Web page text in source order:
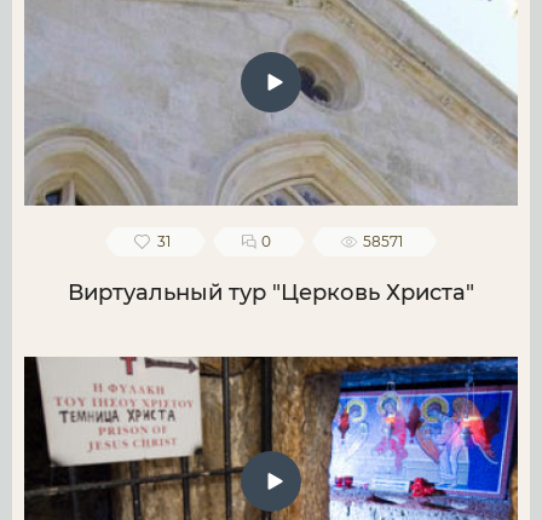
31 0 58571
Виртуальный тур "Церковь Христа"